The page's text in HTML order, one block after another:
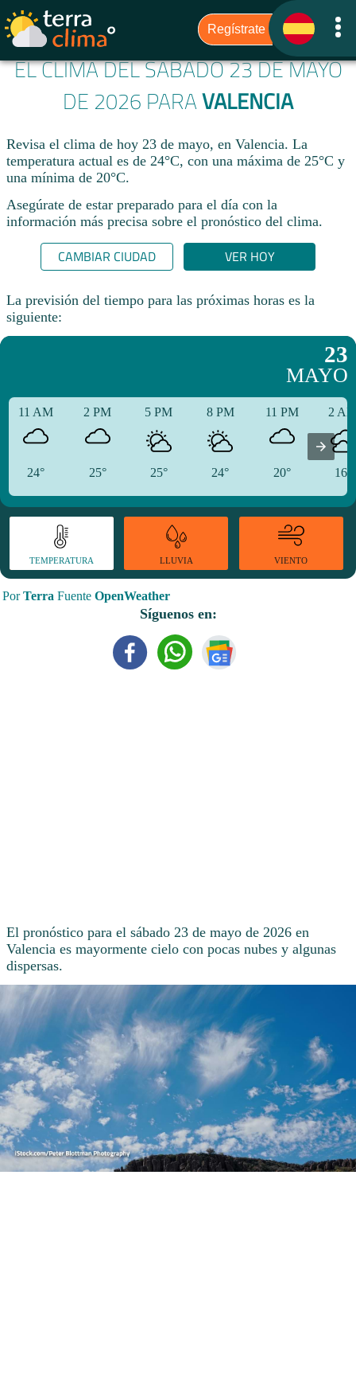
EL CLIMA DEL SÁBADO 23 DE MAYO
DE 2026 PARAVALENCIA
Revisa el clima de hoy 23 de mayo, en Valencia. La
temperatura actual es de 24°C, con una máxima de 25°C y
una mínima de 20°C.​
Asegúrate de estar preparado para el día con la
información más precisa sobre el pronóstico del clima.
CAMBIAR CIUDAD VER HOY
La previsión del tiempo para las próximas horas es la
siguiente:
23
MAYO
11 AM
24°
2 PM
25°
5 PM
25°
8 PM
24°
11 PM
20°
2
16°
TEMPERATURA LLUVIA VIENTO
PorTerra Fuente OpenWeather
Síguenos en:
El pronóstico para el sábado 23 de mayo de 2026 en
Valencia es mayormente cielo con pocas nubes y algunas
dispersas.